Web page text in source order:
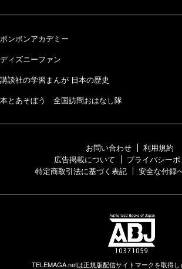
ボンボンアカデミー
ディズニーファン
講談社の学習まんが 日本の歴史
本とあそぼう 全国訪問おはなし隊
お問い合わせ
利用規約
広告掲載について
プライバシー
特定商取引法に基づく表記
安全な付録
TELEMAGA.netは正規版配信サイトマークを取得し